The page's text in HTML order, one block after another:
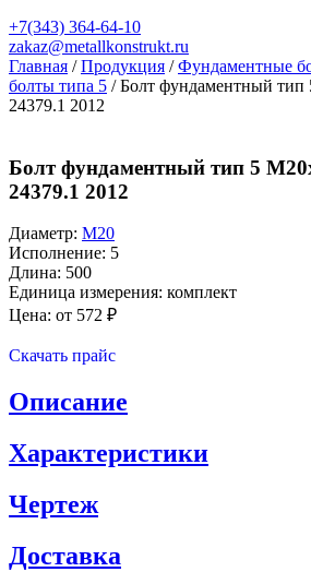
+7(343) 364-64-10
zakaz@metallkonstrukt.ru
Главная / Продукция / Фундаментные
болты типа 5 / Болт фундаментный
24379.1 2012
Болт фундаментный тип 5
24379.1 2012
Диаметр: М20
Исполнение: 5
Длина: 500
Единица измерения: комплект
Цена: от 572 ₽
Скачать прайс
Описание
Характеристики
Чертеж
Доставка